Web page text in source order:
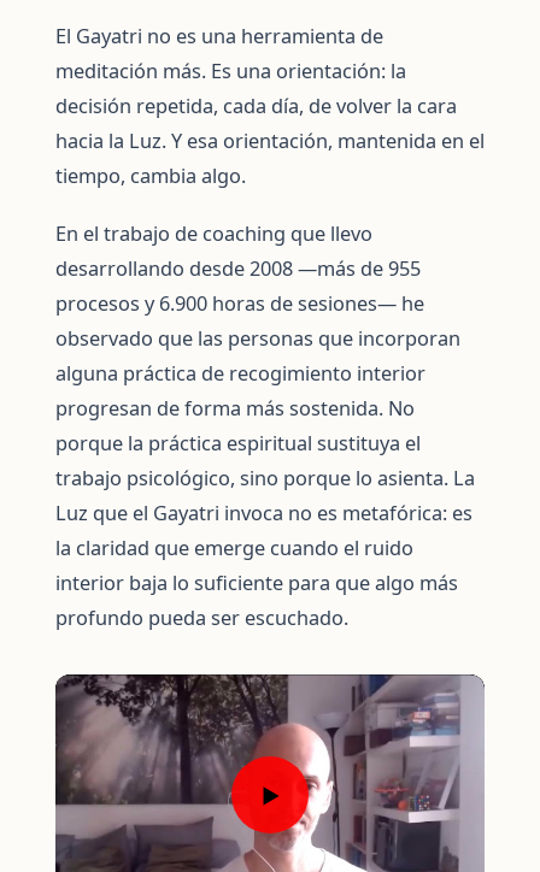
El Gayatri no es una herramienta de
meditación más. Es una orientación: la
decisión repetida, cada día, de volver la cara
hacia la Luz. Y esa orientación, mantenida en el
tiempo, cambia algo.
En el trabajo de coaching que llevo
desarrollando desde 2008 —más de 955
procesos y 6.900 horas de sesiones— he
observado que las personas que incorporan
alguna práctica de recogimiento interior
progresan de forma más sostenida. No
porque la práctica espiritual sustituya el
trabajo psicológico, sino porque lo asienta. La
Luz que el Gayatri invoca no es metafórica: es
la claridad que emerge cuando el ruido
interior baja lo suficiente para que algo más
profundo pueda ser escuchado.
▶